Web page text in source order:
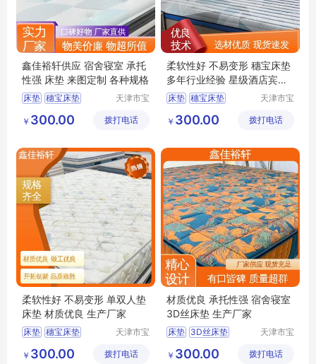
鑫佳裕轩供应 宿舍寝室 承托
性强 床垫 来图定制 各种规格
床垫 穗宝床垫
竹炭棕床垫
天津市宝
裕轩床垫
￥ 300.00 拨打电话
柔软性好 不易变形 穗宝床垫
多年行业经验 星级酒店宾馆
厂家供应
床垫 穗宝床垫
席梦思弹簧垫
天津市宝
裕轩床垫
￥ 300.00 拨打电话
柔软性好 不易变形 单双人垫
床垫 材质优良 生产厂家
床垫 穗宝床垫
榻榻米
天津市宝
裕轩床垫
￥ 300.00 拨打电话
材质优良 承托性强 宿舍寝室
3D丝床垫 生产厂家
床垫 3D丝床垫
穗宝床垫 榻榻米
天津市宝
裕轩床垫
￥ 300.00 拨打电话